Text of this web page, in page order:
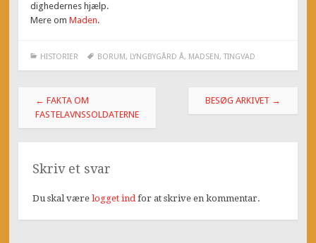
dighedernes hjælp.
Mere omMaden.
HISTORIER BORUM, LYNGBYGÅRD Å, MADSEN, TINGVAD
Post
navigation
← FAKTA OM
FASTELAVNSSOLDATERNE
BESØG ARKIVET →
Skriv et svar
Du skal være logget ind for at skrive en kommentar.